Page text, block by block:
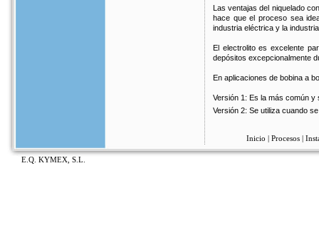
Las ventajas del niquelado
hace que el proceso sea
industria eléctrica y la
El electrolito es excelente
depósitos excepcionalmente
En aplicaciones de bobina a
Versión 1: Es la más común
Versión 2: Se utiliza cuando
Inicio | Procesos|
E.Q. KYMEX, S.L.